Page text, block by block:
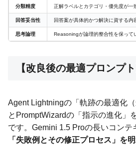
分類精度 正解ラベルとカテゴリ・優先度が一
回答妥当性 回答案が具体的かつ解決に資する内
思考論理 Reasoningが論理的整合性を保って
【改良後の最適プロンプト
Agent Lightningの「軌跡の最適化（
とPromptWizardの「指示の進化」
です。Gemini 1.5 Proの長いコンテ
「失敗例とその修正プロセス」を